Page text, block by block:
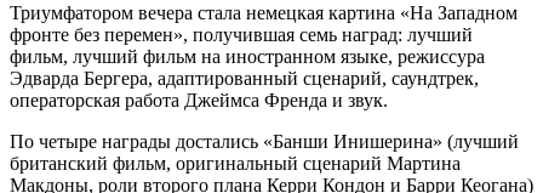
Триумфатором вечера стала немецкая картина «На Западном
фронте без перемен», получившая семь наград: лучший
фильм, лучший фильм на иностранном языке, режиссура
Эдварда Бергера, адаптированный сценарий, саундтрек,
операторская работа Джеймса Френда и звук.
По четыре награды достались «Банши Инишерина» (лучший
британский фильм, оригинальный сценарий Мартина
Макдоны, роли второго плана Керри Кондон и Барри Кеогана)